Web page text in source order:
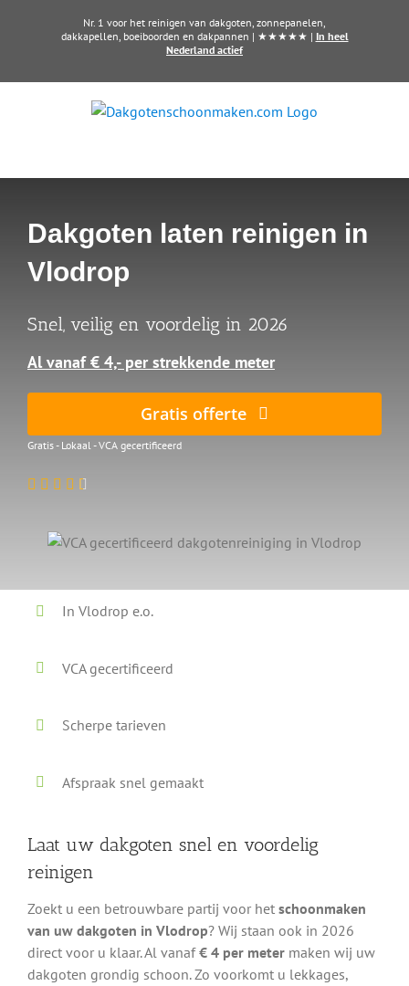
Nr. 1 voor het reinigen van dakgoten, zonnepanelen,
dakkapellen, boeiboorden en dakpannen | ★★★★★ | In heel
Nederland actief
Dakgoten laten reinigen in
Vlodrop
Snel, veilig en voordelig in 2026
Al vanaf € 4,- per strekkende meter
Gratis offerte
Gratis - Lokaal - VCA gecertificeerd
In Vlodrop e.o.
VCA gecertificeerd
Scherpe tarieven
Afspraak snel gemaakt
Laat uw dakgoten snel en voordelig
reinigen
Zoekt u een betrouwbare partij voor het schoonmaken
van uw dakgoten in Vlodrop? Wij staan ook in 2026
direct voor u klaar. Al vanaf€ 4 per metermaken wij uw
dakgoten grondig schoon. Zo voorkomt u lekkages,